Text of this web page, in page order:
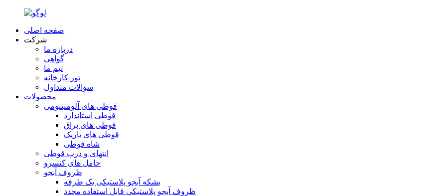
صفحه اصلی
شرکت
درباره ما
گواهی
تیم ما
تور کارخانه
سوالات متداول
محصولات
قوطی های آلومینیومی
قوطی استاندارد
قوطی های براق
قوطی های باریک
شاه قوطی
انتهای و درب قوطی
حامل های کنسرو
ظروف آبجو
بشکه آبجو پلاستیکی یک طرفه
ظروف آبجو پلاستیکی قابل استفاده مجدد